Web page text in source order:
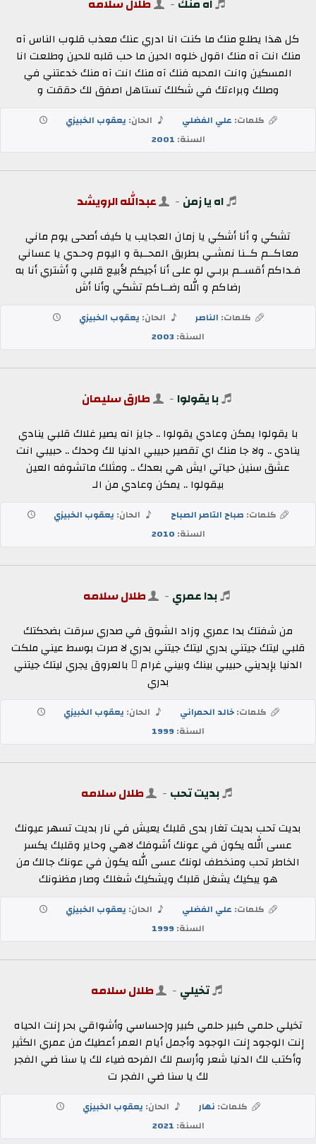
كل هذا يطلع منك ما كنت انا ادري عنك معذب قلوب الناس آه
منك انت آه منك اقول خلوه الحين ما حب قلبه للحين وطلعت انا
المسكين وانت المحبه فنك آه منك انت آه منك خدعتني في
وصلك وبراءتك في شكلك تستاهل اصفق لك حققت و
كلمات: علي الفضلي الحان: يعقوب الخبيزي
السنة: 2001
اه يا زمن - عبدالله الرويشد
تشكي و أنا أشكي يا زمان العجايب يا كيف أصحى يوم ماني
معاكــم كــنا نمشـي بطريق المحــبة و اليوم وحـدي يا عساني
فـداكم أقســم بربـي لو على أنا أجيكم لأبيع قلبي و أشتري أنا به
رضاكم و الله رضــاكم تشكي وأنا أش
كلمات: الناصر الحان: يعقوب الخبيزي
السنة:2003
با يقولوا - طارق سليمان
با يقولوا يمكن وعادي يقولوا .. جايز انه يصير غلاك قلبي ينادي
ينادي .. ولا جا منك اي تقصير حبيبي الدنيا لك وحدك .. حبيبي انت
عشق سنين حياتي ايش هي بعدك .. ومثلك ماتشوفه العين
بيقولوا .. يمكن وعادي من الـ
كلمات: صباح التاصر الصباح الحان: يعقوب الخبيزي
السنة: 2010
بدا عمري - طلال سلامه
من شفتك بدا عمري وزاد الشوق في صدري سرقت بضحكتك
قلبي ليتك جيتني بدري ليتك جيتني بدري لا صرت بوسط عيني ملكت
الدنيا بإيديني حبيبي بينك وبيني غرام ٍ بالعروق يجري ليتك جيتني
بدري
كلمات:خالد الحمراني الحان: يعقوب الخبيزي
السنة:1999
بديت تحب - طلال سلامه
بديت تحب بديت تغار بدى قلبك يعيش في نار بديت تسهر عيونك
عسى الله يكون في عونك أشوفك لاهي وحاير وقلبك يكسر
الخاطر تحب ومنخطف لونك عسى الله يكون في عونك جالك من
هو يبكيك يشغل قلبك ويشكيك شغلك وصار مظنونك
كلمات: علي الفضلي الحان: يعقوب الخبيزي
السنة:1999
تخيلي - طلال سلامه
تخيلي حلمي كبير حلمي كبير وإحساسي وأشواقي بحر إنت الحياه
إنت الوجود إنت الوجود وأجمل أيام العمر أعطيك من عمري الكثير
وأكتب لك الدنيا شعر وأرسم لك الفرحه ضياء لك يا سنا ضي الفجر
لك يا سنا ضي الفجر ت
كلمات: نهار الحان: يعقوب الخبيزي
السنة: 2021